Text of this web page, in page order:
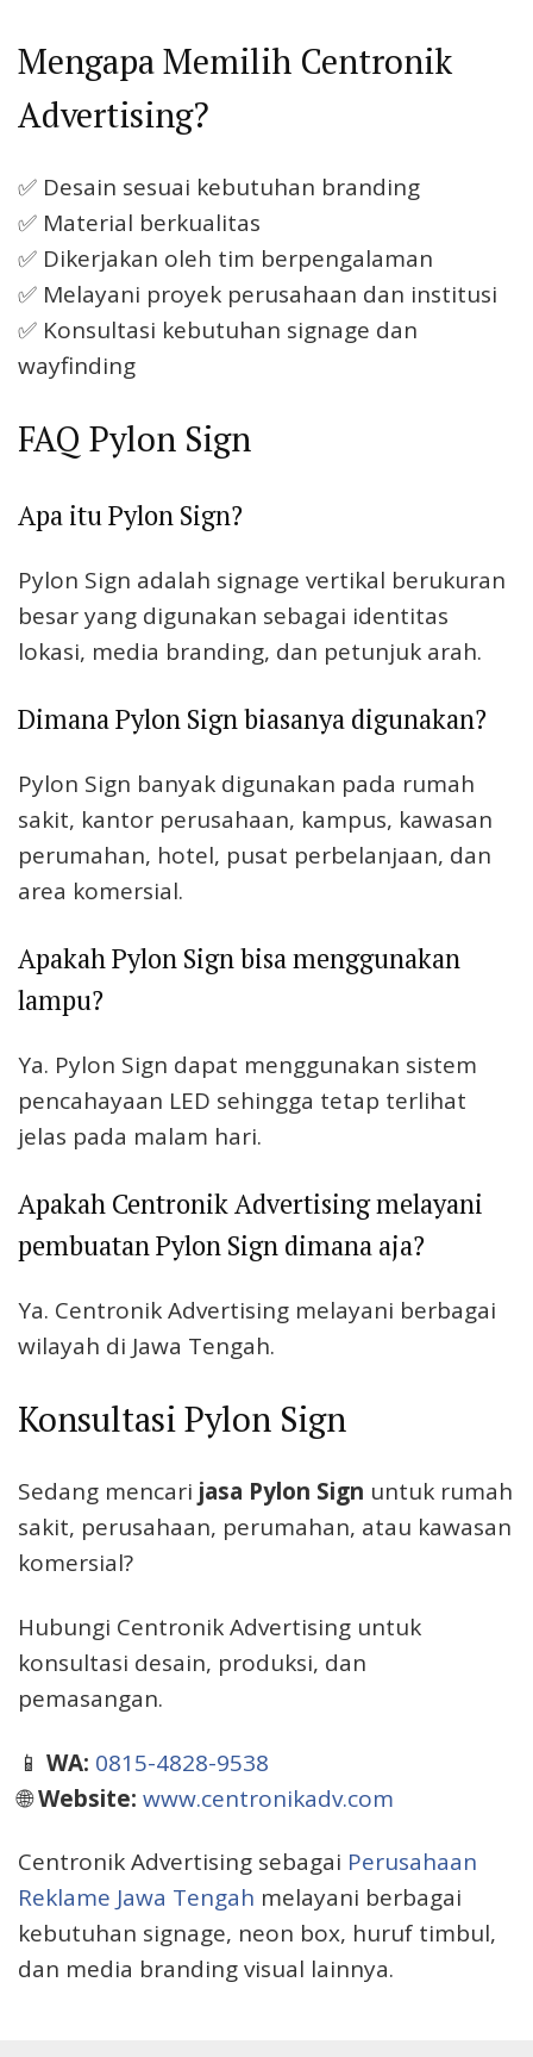
Mengapa Memilih Centronik
Advertising?
✅ Desain sesuai kebutuhan branding
✅ Material berkualitas
✅ Dikerjakan oleh tim berpengalaman
✅ Melayani proyek perusahaan dan institusi
✅ Konsultasi kebutuhan signage dan
wayfinding
FAQ Pylon Sign
Apa itu Pylon Sign?
Pylon Sign adalah signage vertikal berukuran
besar yang digunakan sebagai identitas
lokasi, media branding, dan petunjuk arah.
Dimana Pylon Sign biasanya digunakan?
Pylon Sign banyak digunakan pada rumah
sakit, kantor perusahaan, kampus, kawasan
perumahan, hotel, pusat perbelanjaan, dan
area komersial.
Apakah Pylon Sign bisa menggunakan
lampu?
Ya. Pylon Sign dapat menggunakan sistem
pencahayaan LED sehingga tetap terlihat
jelas pada malam hari.
Apakah Centronik Advertising melayani
pembuatan Pylon Sign dimana aja?
Ya. Centronik Advertising melayani berbagai
wilayah di Jawa Tengah.
Konsultasi Pylon Sign
Sedang mencari jasa Pylon Sign untuk rumah
sakit, perusahaan, perumahan, atau kawasan
komersial?
Hubungi Centronik Advertising untuk
konsultasi desain, produksi, dan
pemasangan.
📱 WA: 0815-4828-9538
🌐Website: www.centronikadv.com
Centronik Advertising sebagai Perusahaan
Reklame Jawa Tengah melayani berbagai
kebutuhan signage, neon box, huruf timbul,
dan media branding visual lainnya.